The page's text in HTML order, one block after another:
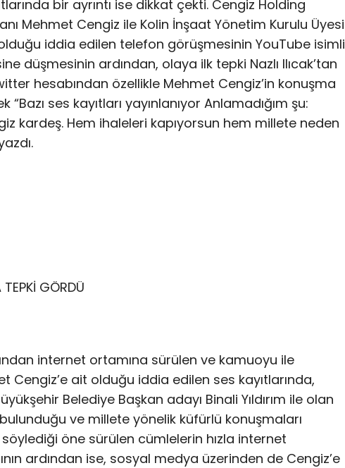
bir ayrıntı ise dikkat çekti. Cengiz Holding
Mehmet Cengiz ile Kolin İnşaat Yönetim Kurulu Üyesi
iddia edilen telefon görüşmesinin YouTube isimli
düşmesinin ardından, olaya ilk tepki Nazlı Ilıcak’tan
hesabından özellikle Mehmet Cengiz’in konuşma
“Bazı ses kayıtları yayınlanıyor Anlamadığım şu:
kardeş. Hem ihaleleri kapıyorsun hem millete neden
GÖRDÜ
internet ortamına sürülen ve kamuoyu ile
Cengiz’e ait olduğu iddia edilen ses kayıtlarında,
Belediye Başkan adayı Binali Yıldırım ile olan
ve millete yönelik küfürlü konuşmaları
söylediği öne sürülen cümlelerin hızla internet
ardından ise, sosyal medya üzerinden de Cengiz’e